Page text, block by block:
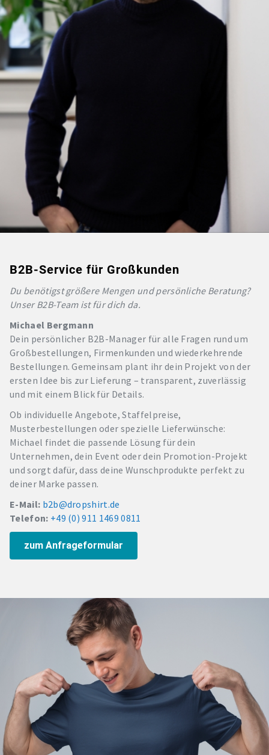
B2B-Service für Großkunden
Du benötigst größere Mengen und persönliche Beratung?
Unser B2B-Team ist für dich da.
Michael Bergmann
Dein persönlicher B2B-Manager für alle Fragen rund um
Großbestellungen, Firmenkunden und wiederkehrende
Bestellungen. Gemeinsam plant ihr dein Projekt von der
ersten Idee bis zur Lieferung – transparent, zuverlässig
und mit einem Blick für Details.
Ob individuelle Angebote, Staffelpreise,
Musterbestellungen oder spezielle Lieferwünsche:
Michael findet die passende Lösung für dein
Unternehmen, dein Event oder dein Promotion-Projekt
und sorgt dafür, dass deine Wunschprodukte perfekt zu
deiner Marke passen.
E-Mail: b2b@dropshirt.de
Telefon: +49 (0) 911 1469 0811
zum Anfrageformular